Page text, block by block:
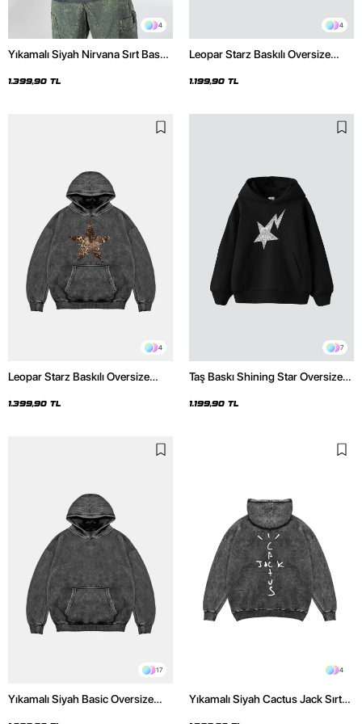
4
Yıkamalı Siyah Nirvana Sırt Baskılı
1.399,90 TL
4
Leopar Starz Baskılı Oversize
1.199,90 TL
4
Leopar Starz Baskılı Oversize
Hoodie
1.399,90 TL
7
Taş Baskı Shining Star Oversize
1.199,90 TL
17
Yıkamalı Siyah Basic Oversize
4
Yıkamalı Siyah Cactus Jack Sırt